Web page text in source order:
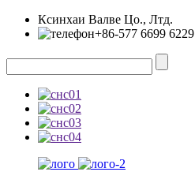
Ксинхаи Валве Цо., Лтд.
+86-577 6699 6229